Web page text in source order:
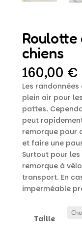
Roulotte
chiens
160,00 €
Les
plein air pour
pattes.
peut
remorque pour
et faire une
Surtout pour
remorque à
transport. En
imperméable
Taille